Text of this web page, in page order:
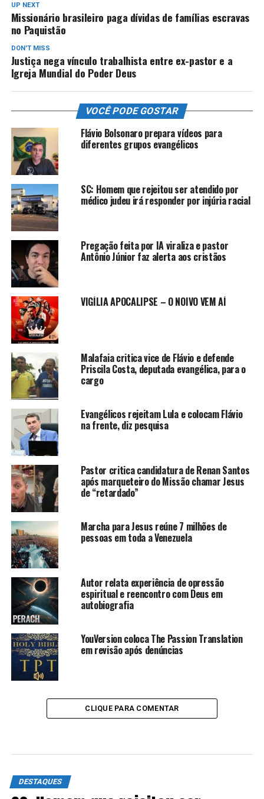
UP NEXT
Missionário brasileiro paga dívidas de famílias escravas
no Paquistão
DON'T MISS
Justiça nega vínculo trabalhista entre ex-pastor e a
Igreja Mundial do Poder Deus
VOCÊ PODE GOSTAR
Flávio Bolsonaro prepara vídeos para
diferentes grupos evangélicos
SC: Homem que rejeitou ser atendido por
médico judeu irá responder por injúria racial
Pregação feita por IA viraliza e pastor
Antônio Júnior faz alerta aos cristãos
VIGÍLIA APOCALIPSE – O NOIVO VEM AÍ
Malafaia critica vice de Flávio e defende
Priscila Costa, deputada evangélica, para o
cargo
Evangélicos rejeitam Lula e colocam Flávio
na frente, diz pesquisa
Pastor critica candidatura de Renan Santos
após marqueteiro do Missão chamar Jesus
de “retardado”
Marcha para Jesus reúne 7 milhões de
pessoas em toda a Venezuela
Autor relata experiência de opressão
espiritual e reencontro com Deus em
autobiografia
YouVersion coloca The Passion Translation
em revisão após denúncias
CLIQUE PARA COMENTAR
DESTAQUES